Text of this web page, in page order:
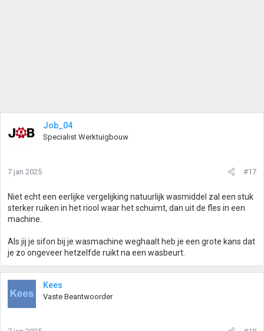
Job_04
Specialist Werktuigbouw
7 jan 2025 #17
Niet echt een eerlijke vergelijking natuurlijk wasmiddel zal een stuk
sterker ruiken in het riool waar het schuimt, dan uit de fles in een
machine.
Als jij je sifon bij je wasmachine weghaalt heb je een grote kans dat
je zo ongeveer hetzelfde ruikt na een wasbeurt.
Kees
Vaste Beantwoorder